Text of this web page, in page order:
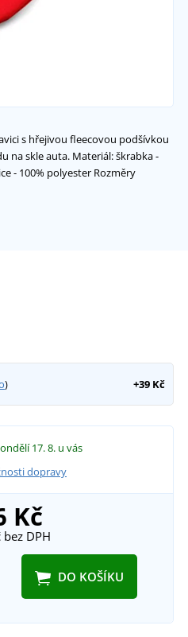
s hřejivou fleecovou podšívkou
na skle auta. Materiál: škrabka -
polyester Rozměry
) +39 Kč
17. 8. u vás
dopravy
Kč
bez DPH
DO KOŠÍKU